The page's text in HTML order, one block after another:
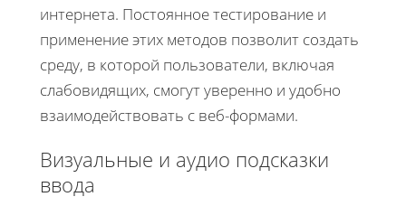
интернета. Постоянное тестирование и
применение этих методов позволит создать
среду, в которой пользователи, включая
слабовидящих, смогут уверенно и удобно
взаимодействовать с веб-формами.
Визуальные и аудио подсказки
ввода